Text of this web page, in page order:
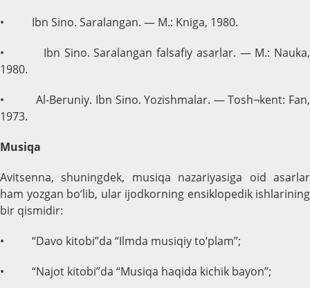
• Ibn Sino. Saralangan. — M.: Kniga, 1980.
• Ibn Sino. Saralangan falsafiy asarlar. — M.: Nauka,
1980.
• Al-Beruniy. Ibn Sino. Yozishmalar. — Tosh¬kent: Fan,
1973.
Musiqa
Avitsenna, shuningdek, musiqa nazariyasiga oid asarlar
ham yozgan bo‘lib, ular ijodkorning ensiklopedik ishlarining
bir qismidir:
• “Davo kitobi”da “Ilmda musiqiy to‘plam”;
• “Najot kitobi”da “Musiqa haqida kichik bayon”;